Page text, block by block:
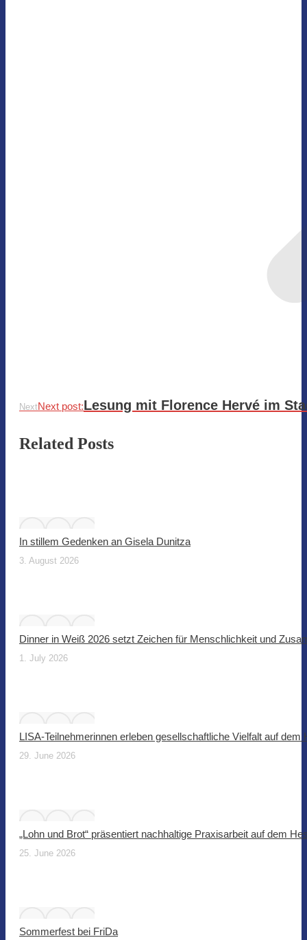
NextNext post:Lesung mit Florence Hervé im
Related Posts
In stillem Gedenken an Gisela Dunitza
3. August 2026
Dinner in Weiß 2026 setzt Zeichen für Menschlichkeit und
1. July 2026
LISA-Teilnehmerinnen erleben gesellschaftliche Vielfalt auf dem
29. June 2026
„Lohn und Brot“ präsentiert nachhaltige Praxisarbeit auf dem
25. June 2026
Sommerfest bei FriDa